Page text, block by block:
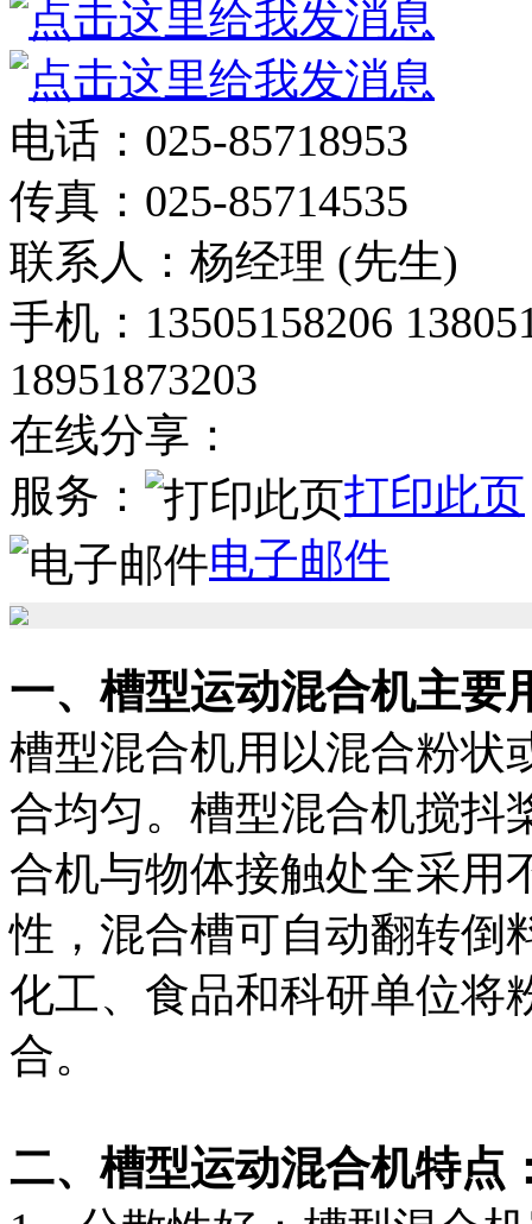
电话：025-85718953
传真：025-85714535
联系人：杨经理 (先生)
手机：13505158206
18951873203
在线分享：
服务：
打印此页
电子邮件
一、槽型运动混合机主要
槽型混合机用以混合粉状
合均匀。槽型混合机搅抖
合机与物体接触处全采用
性，混合槽可自动翻转倒
化工、食品和科研单位将
合。
二、槽型运动混合机特点